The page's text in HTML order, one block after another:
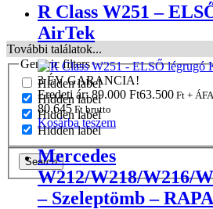
További találatok...
Generic filters
Hidden label
Hidden label
Hidden label
Hidden label
Search
R Class W251 –
AirTek
3 ÉV GARANCIA!
Eredeti ár: 89.000 Ft63.500 Ft + ÁFA
80.645 Ft brutto
Kosárba teszem
Mercedes
W212/W218/W216/
– Szeleptömb – RAPA